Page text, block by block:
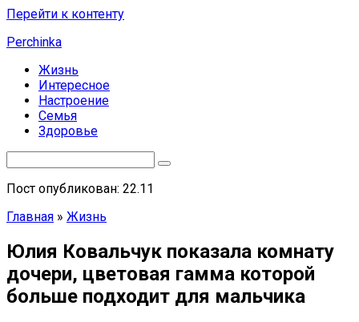
Перейти к контенту
Perchinka
Жизнь
Интересное
Настроение
Семья
Здоровье
Пост опубликован: 22.11
Главная » Жизнь
Юлия Ковальчук показала комнату
дочери, цветовая гамма которой
больше подходит для мальчика